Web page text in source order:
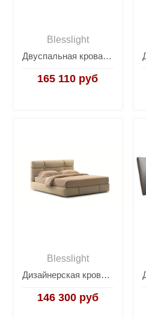
Blesslight
Двуспальная кровать Bubble
165 110 руб
Blesslight
Дизайнерская кровать Crossover
146 300 руб